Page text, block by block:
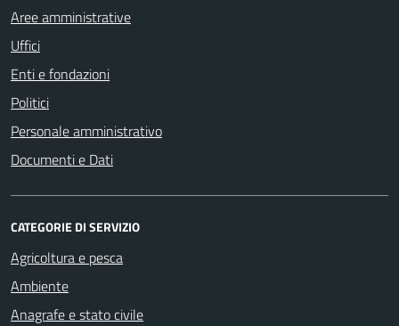
Aree amministrative
Uffici
Enti e fondazioni
Politici
Personale amministrativo
Documenti e Dati
CATEGORIE DI SERVIZIO
Agricoltura e pesca
Ambiente
Anagrafe e stato civile